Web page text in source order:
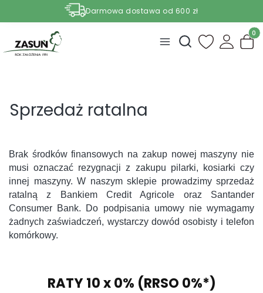
Darmowa dostawa od 600 zł
zobacz
Otwórz
Sprzedaż ratalna
Brak środków finansowych na zakup nowej maszyny nie
musi oznaczać rezygnacji z zakupu pilarki, kosiarki czy
innej maszyny. W naszym sklepie prowadzimy sprzedaż
ratalną z Bankiem Credit Agricole oraz Santander
Consumer Bank. Do podpisania umowy nie wymagamy
żadnych zaświadczeń, wystarczy dowód osobisty i telefon
komórkowy.
RATY 10 x 0% (RRSO 0%*)